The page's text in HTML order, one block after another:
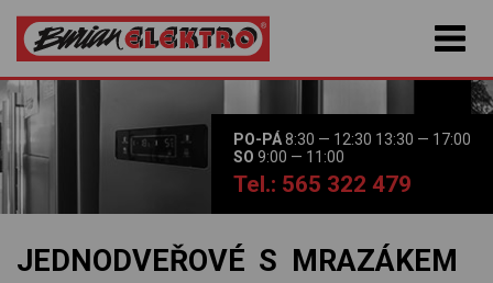
PO-PÁ8:30 — 12:30 13:30 — 17:00
SO 9:00 — 11:00
Tel.: 565 322 479
JEDNODVEŘOVÉ S MRAZÁKEM